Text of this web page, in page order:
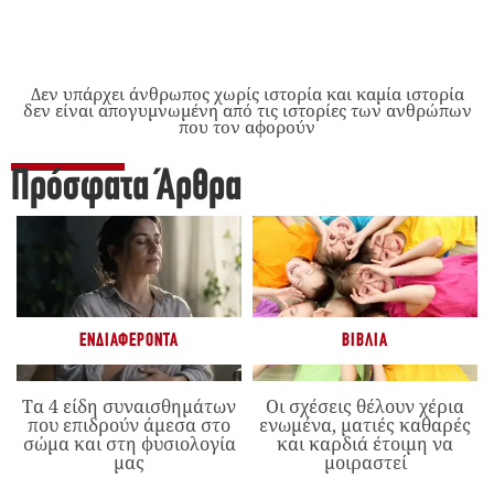
Δεν υπάρχει άνθρωπος χωρίς ιστορία και καμία ιστορία
δεν είναι απογυμνωμένη από τις ιστορίες των ανθρώπων
που τον αφορούν
Πρόσφατα Άρθρα
ΕΝΔΙΑΦΈΡΟΝΤΑ
Τα 4 είδη συναισθημάτων
που επιδρούν άμεσα στο
σώμα και στη φυσιολογία
μας
ΒΙΒΛΊΑ
Οι σχέσεις θέλουν χέρια
ενωμένα, ματιές καθαρές
και καρδιά έτοιμη να
μοιραστεί